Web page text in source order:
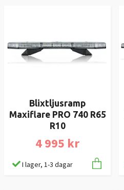
Blixtljusramp
Maxiflare PRO 740 R65
R10
4 995 kr
I lager, 1-3 dagar